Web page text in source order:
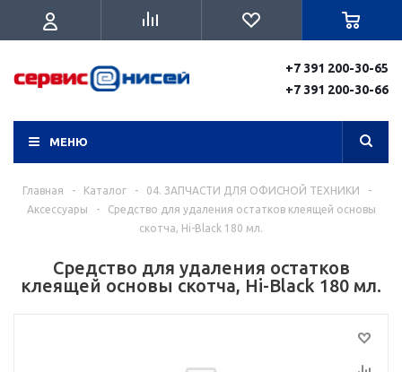
+7 391 200-30-65
+7 391 200-30-66
МЕНЮ
Главная - Каталог - 04. ЗАПЧАСТИ ДЛЯ ОФИСНОЙ ТЕХНИКИ
-
Аксессуары
-
Средство для удаления остатков клеящей основы
скотча, Hi-Black 180 мл.
Средство для удаления остатков
клеящей основы скотча, Hi-Black 180 мл.